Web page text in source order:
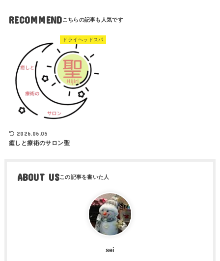
RECOMMEND
ドライヘッドスパ
2026.06.05
癒しと療術のサロン聖
ABOUT US
sei